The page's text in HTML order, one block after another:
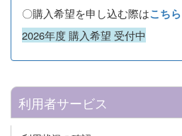
〇購入希望を申し込む際はこちら
2026年度 購入希望 受付中
利用者サービス